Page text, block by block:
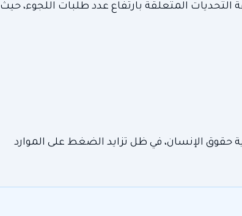
التحديات المتعلقة بارتفاع عدد طلبات اللجوء، حيث
حقوق الإنسان، في ظل تزايد الضغط على الموارد